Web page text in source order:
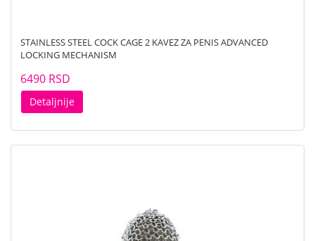
STAINLESS STEEL COCK CAGE 2 KAVEZ ZA PENIS ADVANCED
LOCKING MECHANISM
6490 RSD
Detaljnije